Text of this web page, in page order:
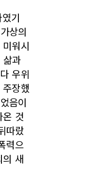
기
상의
워시
과
우위
장했
음이
온 것
따랐
력으
의 새